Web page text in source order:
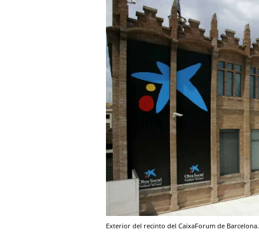
Exterior del recinto del CaixaForum de Barcelona.